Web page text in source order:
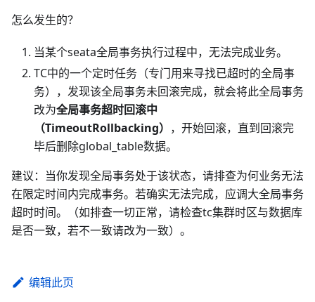
怎么发生的？
当某个seata全局事务执行过程中，无法完成业务。
TC中的一个定时任务（专门用来寻找已超时的全局事
务），发现该全局事务未回滚完成，就会将此全局事务
改为全局事务超时回滚中
（TimeoutRollbacking） ，开始回滚，直到回滚完
毕后删除global_table数据。
建议：当你发现全局事务处于该状态，请排查为何业务无法
在限定时间内完成事务。若确实无法完成，应调大全局事务
超时时间。（如排查一切正常，请检查tc集群时区与数据库
是否一致，若不一致请改为一致）。
编辑此页